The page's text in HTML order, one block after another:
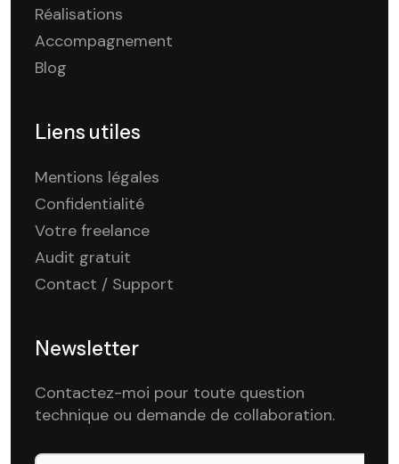
Réalisations
Accompagnement
Blog
Liens utiles
Mentions légales
Confidentialité
Votre freelance
Audit gratuit
Contact / Support
Newsletter
Contactez-moi pour toute question
technique ou demande de collaboration.